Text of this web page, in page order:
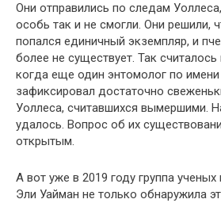
Они отправились по следам
особь так и не смогли. Они решили,
попался единичный экземпляр, и
более не существует. Так
когда еще один энтомолог по
зафиксировал достаточно
Уоллеса, считавшихся вымершими.
удалось. Вопрос об их
открытым.
А вот уже в 2019 году группа
Эли Уайман не только обнаружила